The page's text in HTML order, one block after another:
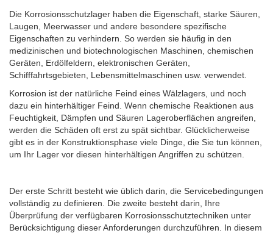
Die Korrosionsschutzlager haben die Eigenschaft, starke Säuren,
Laugen, Meerwasser und andere besondere spezifische
Eigenschaften zu verhindern. So werden sie häufig in den
medizinischen und biotechnologischen Maschinen, chemischen
Geräten, Erdölfeldern, elektronischen Geräten,
Schifffahrtsgebieten, Lebensmittelmaschinen usw. verwendet.
Korrosion ist der natürliche Feind eines Wälzlagers, und noch
dazu ein hinterhältiger Feind. Wenn chemische Reaktionen aus
Feuchtigkeit, Dämpfen und Säuren Lageroberflächen angreifen,
werden die Schäden oft erst zu spät sichtbar. Glücklicherweise
gibt es in der Konstruktionsphase viele Dinge, die Sie tun können,
um Ihr Lager vor diesen hinterhältigen Angriffen zu schützen.
Der erste Schritt besteht wie üblich darin, die Servicebedingungen
vollständig zu definieren. Die zweite besteht darin, Ihre
Überprüfung der verfügbaren Korrosionsschutztechniken unter
Berücksichtigung dieser Anforderungen durchzuführen. In diesem